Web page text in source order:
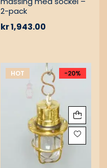
2-pack
kr1,943.00
HOT -20%